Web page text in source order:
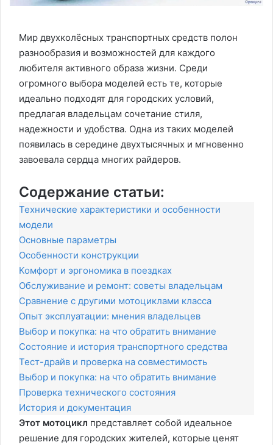
Мир двухколёсных транспортных средств полон
разнообразия и возможностей для каждого
любителя активного образа жизни. Среди
огромного выбора моделей есть те, которые
идеально подходят для городских условий,
предлагая владельцам сочетание стиля,
надежности и удобства. Одна из таких моделей
появилась в середине двухтысячных и мгновенно
завоевала сердца многих райдеров.
Содержание статьи:
Технические характеристики и особенности
модели
Основные параметры
Особенности конструкции
Комфорт и эргономика в поездках
Обслуживание и ремонт: советы владельцам
Сравнение с другими мотоциклами класса
Опыт эксплуатации: мнения владельцев
Выбор и покупка: на что обратить внимание
Состояние и история транспортного средства
Тест-драйв и проверка на совместимость
Выбор и покупка: на что обратить внимание
Проверка технического состояния
История и документация
Этот мотоцикл представляет собой идеальное
решение для городских жителей, которые ценят